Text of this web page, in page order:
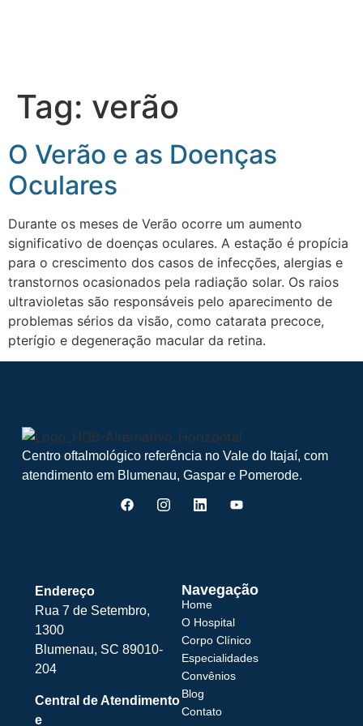
Tag: verão
O Verão e as Doenças
Oculares
Durante os meses de Verão ocorre um aumento
significativo de doenças oculares. A estação é propícia
para o crescimento dos casos de infecções, alergias e
transtornos ocasionados pela radiação solar. Os raios
ultravioletas são responsáveis pelo aparecimento de
problemas sérios da visão, como catarata precoce,
pterígio e degeneração macular da retina.
Centro oftalmológico referência no Vale do Itajaí, com
atendimento em Blumenau, Gaspar e Pomerode.
Endereço
Rua 7 de Setembro,
1300
Blumenau, SC 89010-
204
Central de Atendimento
e
Navegação
Home
O Hospital
Corpo Clínico
Especialidades
Convênios
Blog
Contato